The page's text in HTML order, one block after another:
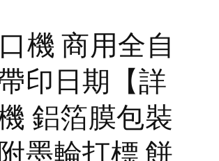
機 商用全自
印日期【詳
鋁箔膜包裝
墨輪打標 餅